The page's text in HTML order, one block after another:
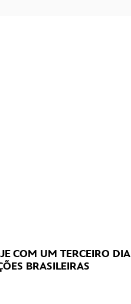
COM UM TERCEIRO DIA
BRASILEIRAS